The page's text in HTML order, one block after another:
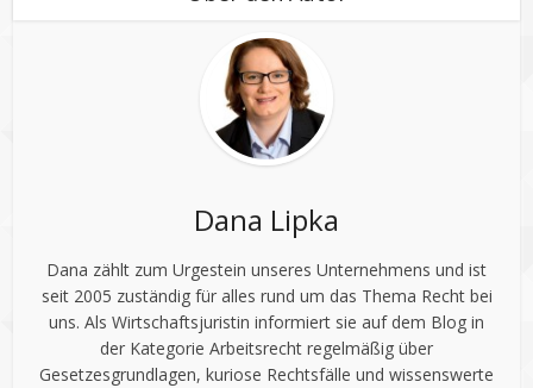
Dana Lipka
Dana zählt zum Urgestein unseres Unternehmens und ist
seit 2005 zuständig für alles rund um das Thema Recht bei
uns. Als Wirtschaftsjuristin informiert sie auf dem Blog in
der Kategorie Arbeitsrecht regelmäßig über
Gesetzesgrundlagen, kuriose Rechtsfälle und wissenswerte